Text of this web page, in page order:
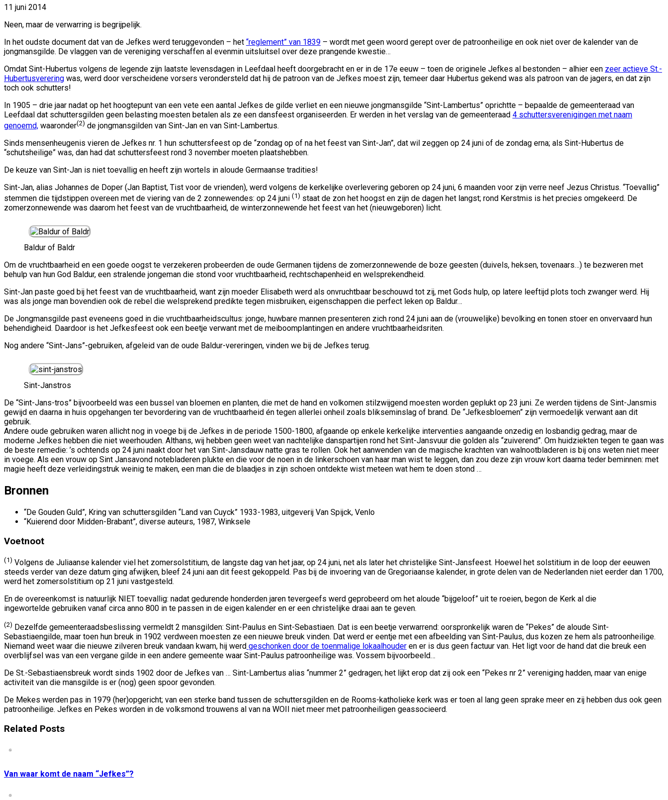
11 juni 2014
Neen, maar de verwarring is begrijpelijk.
In het oudste document dat van de Jefkes werd teruggevonden – het “reglement” van 1839 – wordt met geen woord gerept over de patroonheilige en ook niet over de kalender van de
jongmansgilde. De vlaggen van de vereniging verschaffen al evenmin uitsluitsel over deze prangende kwestie…
Omdat Sint-Hubertus volgens de legende zijn laatste levensdagen in Leefdaal heeft doorgebracht en er in de 17e eeuw – toen de originele Jefkes al bestonden – alhier een zeer actieve St.-
Hubertusverering was, werd door verscheidene vorsers verondersteld dat hij de patroon van de Jefkes moest zijn, temeer daar Hubertus gekend was als patroon van de jagers, en dat zijn
toch ook schutters!
In 1905 – drie jaar nadat op het hoogtepunt van een vete een aantal Jefkes de gilde verliet en een nieuwe jongmansgilde “Sint-Lambertus” oprichtte – bepaalde de gemeenteraad van
Leefdaal dat schuttersgilden geen belasting moesten betalen als ze een dansfeest organiseerden. Er werden in het verslag van de gemeenteraad 4 schuttersverenigingen met naam
genoemd, waaronder(2) de jongmansgilden van Sint-Jan en van Sint-Lambertus.
Sinds mensenheugenis vieren de Jefkes nr. 1 hun schuttersfeest op de “zondag op of na het feest van Sint-Jan”, dat wil zeggen op 24 juni of de zondag erna; als Sint-Hubertus de
“schutsheilige” was, dan had dat schuttersfeest rond 3 november moeten plaatshebben.
De keuze van Sint-Jan is niet toevallig en heeft zijn wortels in aloude Germaanse tradities!
Sint-Jan, alias Johannes de Doper (Jan Baptist, Tist voor de vrienden), werd volgens de kerkelijke overlevering geboren op 24 juni, 6 maanden voor zijn verre neef Jezus Christus. “Toevallig”
stemmen die tijdstippen overeen met de viering van de 2 zonnewendes: op 24 juni (1) staat de zon het hoogst en zijn de dagen het langst; rond Kerstmis is het precies omgekeerd. De
zomerzonnewende was daarom het feest van de vruchtbaarheid, de winterzonnewende het feest van het (nieuwgeboren) licht.
Baldur of Baldr
Om de vruchtbaarheid en een goede oogst te verzekeren probeerden de oude Germanen tijdens de zomerzonnewende de boze geesten (duivels, heksen, tovenaars…) te bezweren met
behulp van hun God Baldur, een stralende jongeman die stond voor vruchtbaarheid, rechtschapenheid en welsprekendheid.
Sint-Jan paste goed bij het feest van de vruchtbaarheid, want zijn moeder Elisabeth werd als onvruchtbaar beschouwd tot zij, met Gods hulp, op latere leeftijd plots toch zwanger werd. Hij
was als jonge man bovendien ook de rebel die welsprekend predikte tegen misbruiken, eigenschappen die perfect leken op Baldur…
De Jongmansgilde past eveneens goed in die vruchtbaarheidscultus: jonge, huwbare mannen presenteren zich rond 24 juni aan de (vrouwelijke) bevolking en tonen stoer en onvervaard hun
behendigheid. Daardoor is het Jefkesfeest ook een beetje verwant met de meiboomplantingen en andere vruchtbaarheidsriten.
Nog andere “Sint-Jans”-gebruiken, afgeleid van de oude Baldur-vereringen, vinden we bij de Jefkes terug.
Sint-Janstros
De “Sint-Jans-tros” bijvoorbeeld was een bussel van bloemen en planten, die met de hand en volkomen stilzwijgend moesten worden geplukt op 23 juni. Ze werden tijdens de Sint-Jansmis
gewijd en daarna in huis opgehangen ter bevordering van de vruchtbaarheid én tegen allerlei onheil zoals blikseminslag of brand. De “Jefkesbloemen” zijn vermoedelijk verwant aan dit
gebruik.
Andere oude gebruiken waren allicht nog in voege bij de Jefkes in de periode 1500-1800, afgaande op enkele kerkelijke interventies aangaande onzedig en losbandig gedrag, maar de
moderne Jefkes hebben die niet weerhouden. Althans, wij hebben geen weet van nachtelijke danspartijen rond het Sint-Jansvuur die golden als “zuiverend”. Om huidziekten tegen te gaan was
de beste remedie: ’s ochtends op 24 juni naakt door het van Sint-Jansdauw natte gras te rollen. Ook het aanwenden van de magische krachten van walnootbladeren is bij ons weten niet meer
in voege. Als een vrouw op Sint Jansavond notebladeren plukte en die voor de noen in de linkerschoen van haar man wist te leggen, dan zou deze zijn vrouw kort daarna teder beminnen: met
magie heeft deze verleidingstruk weinig te maken, een man die de blaadjes in zijn schoen ontdekte wist meteen wat hem te doen stond …
Bronnen
“De Gouden Guld”, Kring van schuttersgilden “Land van Cuyck” 1933-1983, uitgeverij Van Spijck, Venlo
“Kuierend door Midden-Brabant”, diverse auteurs, 1987, Winksele
Voetnoot
(1) Volgens de Juliaanse kalender viel het zomersolstitium, de langste dag van het jaar, op 24 juni, net als later het christelijke Sint-Jansfeest. Hoewel het solstitium in de loop der eeuwen
steeds verder van deze datum ging afwijken, bleef 24 juni aan dit feest gekoppeld. Pas bij de invoering van de Gregoriaanse kalender, in grote delen van de Nederlanden niet eerder dan 1700,
werd het zomersolstitium op 21 juni vastgesteld.
En de overeenkomst is natuurlijk NIET toevallig: nadat gedurende honderden jaren tevergeefs werd geprobeerd om het aloude “bijgeloof” uit te roeien, begon de Kerk al die
ingewortelde gebruiken vanaf circa anno 800 in te passen in de eigen kalender en er een christelijke draai aan te geven.
(2) Dezelfde gemeenteraadsbeslissing vermeldt 2 mansgilden: Sint-Paulus en Sint-Sebastiaen. Dat is een beetje verwarrend: oorspronkelijk waren de “Pekes” de aloude Sint-
Sebastiaengilde, maar toen hun breuk in 1902 verdween moesten ze een nieuwe breuk vinden. Dat werd er eentje met een afbeelding van Sint-Paulus, dus kozen ze hem als patroonheilige.
Niemand weet waar die nieuwe zilveren breuk vandaan kwam, hij werd geschonken door de toenmalige lokaalhouder en er is dus geen factuur van. Het ligt voor de hand dat die breuk een
overblijfsel was van een vergane gilde in een andere gemeente waar Sint-Paulus patroonheilige was. Vossem bijvoorbeeld…
De St.-Sebastiaensbreuk wordt sinds 1902 door de Jefkes van … Sint-Lambertus alias “nummer 2” gedragen; het lijkt erop dat zij ook een “Pekes nr 2” vereniging hadden, maar van enige
activiteit van die mansgilde is er (nog) geen spoor gevonden.
De Mekes werden pas in 1979 (her)opgericht; van een sterke band tussen de schuttersgilden en de Rooms-katholieke kerk was er toen al lang geen sprake meer en zij hebben dus ook geen
patroonheilige. Jefkes en Pekes worden in de volksmond trouwens al van na WOII niet meer met patroonheiligen geassocieerd.
Related Posts
Van waar komt de naam “Jefkes”?